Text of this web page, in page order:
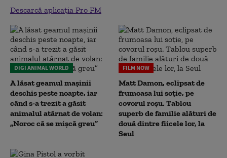
Descarcă aplicația Pro FM
DIGI ANIMAL WORLD
A lăsat geamul mașinii
deschis peste noapte, iar
când s-a trezit a găsit
animalul atârnat de volan:
„Noroc că se mișcă greu”
FILM NOW
Matt Damon, eclipsat de
frumoasa lui soție, pe
covorul roșu. Tablou
superb de familie alături de
două dintre fiicele lor, la
Seul